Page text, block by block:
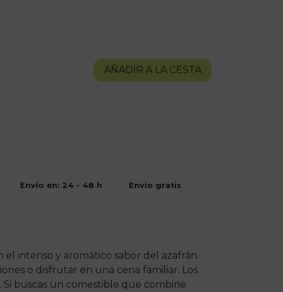
AÑADIR A LA CESTA
Envío en: 24 - 48 h Envío gratis
intenso y aromático sabor del azafrán.
o disfrutar en una cena familiar. Los
buscas un comestible que combine